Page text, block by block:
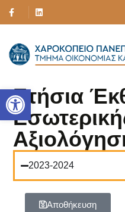
Ανοίξτε τη
Ετήσια
2023-2024
Αποθήκευση